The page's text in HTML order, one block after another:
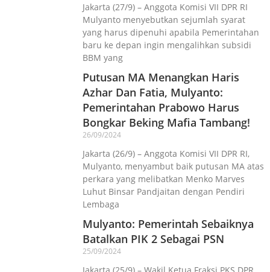
Jakarta (27/9) – Anggota Komisi VII DPR RI
Mulyanto menyebutkan sejumlah syarat
yang harus dipenuhi apabila Pemerintahan
baru ke depan ingin mengalihkan subsidi
BBM yang
Putusan MA Menangkan Haris
Azhar Dan Fatia, Mulyanto:
Pemerintahan Prabowo Harus
Bongkar Beking Mafia Tambang!
26/09/2024
Jakarta (26/9) – Anggota Komisi VII DPR RI,
Mulyanto, menyambut baik putusan MA atas
perkara yang melibatkan Menko Marves
Luhut Binsar Pandjaitan dengan Pendiri
Lembaga
Mulyanto: Pemerintah Sebaiknya
Batalkan PIK 2 Sebagai PSN
25/09/2024